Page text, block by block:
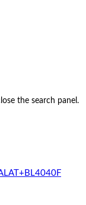
the search panel.